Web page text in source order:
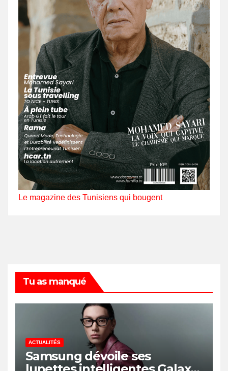
Le magazine des Tunisiens qui bougent
Tu as manqué
ACTUALITÉS
Samsung dévoile ses